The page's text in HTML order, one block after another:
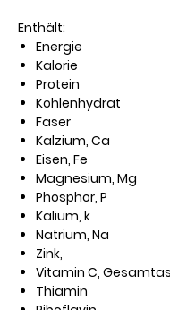
Enthält:
Energie
Kalorie
Protein
Kohlenhydrat
Faser
Kalzium, Ca
Eisen, Fe
Magnesium, Mg
Phosphor, P
Kalium, k
Natrium, Na
Zink,
Vitamin C,
Thiamin